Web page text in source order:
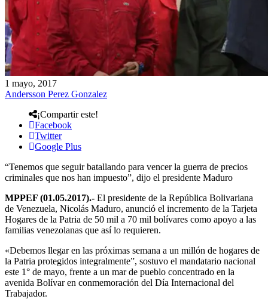
1 mayo, 2017
Andersson Perez Gonzalez
¡Compartir este!
Facebook
Twitter
Google Plus
“Tenemos que seguir batallando para vencer la guerra de precios
criminales que nos han impuesto”, dijo el presidente Maduro
MPPEF (01.05.2017).- El presidente de la República Bolivariana
de Venezuela, Nicolás Maduro, anunció el incremento de la Tarjeta
Hogares de la Patria de 50 mil a 70 mil bolívares como apoyo a las
familias venezolanas que así lo requieren.
«Debemos llegar en las próximas semana a un millón de hogares de
la Patria protegidos integralmente”, sostuvo el mandatario nacional
este 1° de mayo, frente a un mar de pueblo concentrado en la
avenida Bolívar en conmemoración del Día Internacional del
Trabajador.